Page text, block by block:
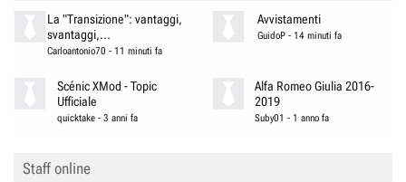
La "Transizione": vantaggi,
svantaggi,...
Carloantonio70 - 11 minuti fa
Avvistamenti
GuidoP - 14 minuti fa
Scénic XMod - Topic
Ufficiale
quicktake -3 anni fa
Alfa Romeo Giulia 2016-
2019
Suby01 - 1 anno fa
Staff online